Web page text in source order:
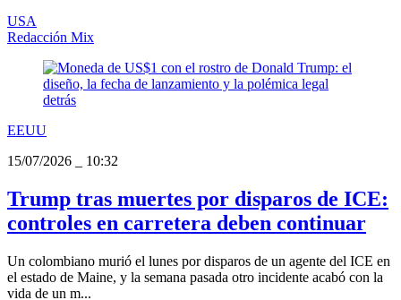
USA
Redacción Mix
EEUU
15/07/2026
10:32
Trump tras muertes por disparos de ICE:
controles en carretera deben continuar
Un colombiano murió el lunes por disparos de un agente del ICE en
el estado de Maine, y la semana pasada otro incidente acabó con la
vida de un m...